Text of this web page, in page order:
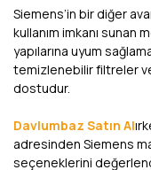
Siemens’in bir diğer
kullanım imkanı sunan
yapılarına uyum
temizlenebilir filtreler
dostudur.
Davlumbaz Satın Al
adresinden Siemens
seçeneklerini